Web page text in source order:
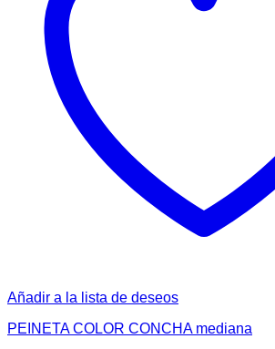
Añadir a la lista de deseos
PEINETA COLOR CONCHA mediana